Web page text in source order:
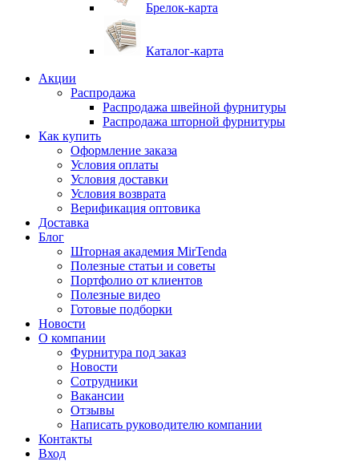
Брелок-карта
Каталог-карта
Акции
Распродажа
Распродажа швейной фурнитуры
Распродажа шторной фурнитуры
Как купить
Оформление заказа
Условия оплаты
Условия доставки
Условия возврата
Верификация оптовика
Доставка
Блог
Шторная академия MirTenda
Полезные статьи и советы
Портфолио от клиентов
Полезные видео
Готовые подборки
Новости
О компании
Фурнитура под заказ
Новости
Сотрудники
Вакансии
Отзывы
Написать руководителю компании
Контакты
Вход